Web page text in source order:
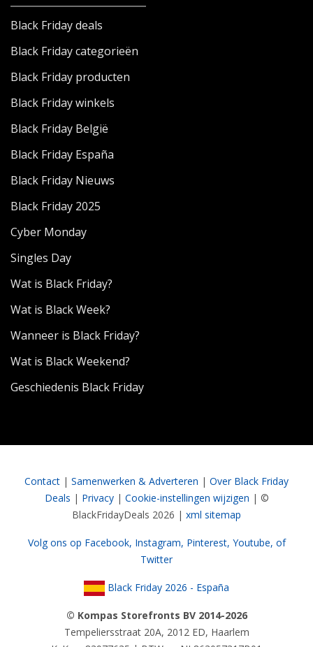
Black Friday deals
Black Friday categorieën
Black Friday producten
Black Friday winkels
Black Friday België
Black Friday España
Black Friday Nieuws
Black Friday 2025
Cyber Monday
Singles Day
Wat is Black Friday?
Wat is Black Week?
Wanneer is Black Friday?
Wat is Black Weekend?
Geschiedenis Black Friday
Contact | Samenwerken & Adverteren | Over Black Friday
Deals | Privacy| Cookie-instellingen wijzigen | ©
BlackFridayDeals 2026 | xml sitemap
Volg ons op Facebook, Instagram, Pinterest, Youtube, of
Twitter
Black Friday 2026 - España
© Kompas Storefronts BV 2014-2026
Tempeliersstraat 20A, 2012 ED, Haarlem